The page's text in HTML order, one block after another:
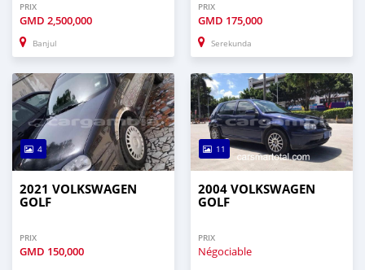
PRIX
GMD 2,500,000
Banjul
PRIX
GMD 175,000
Serekunda
4
2021 VOLKSWAGEN
GOLF
PRIX
GMD 150,000
11
2004 VOLKSWAGEN
GOLF
PRIX
Négociable